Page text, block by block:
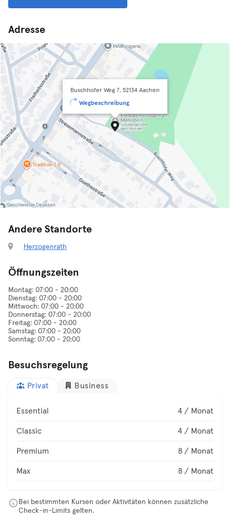
Adresse
Buschhofer Weg 7, 52134 Aachen
Wegbeschreibung
Andere Standorte
Herzogenrath
Öffnungszeiten
Montag: 07:00 - 20:00
Dienstag: 07:00 - 20:00
Mittwoch: 07:00 - 20:00
Donnerstag: 07:00 - 20:00
Freitag: 07:00 - 20:00
Samstag: 07:00 - 20:00
Besuchsregelung
Privat Business
Essential 4 / Monat
Classic 4 / Monat
Premium 8 / Monat
Max 8 / Monat
Bei bestimmten Kursen oder Aktivitäten können zusätzliche
Check-in-Limits gelten.